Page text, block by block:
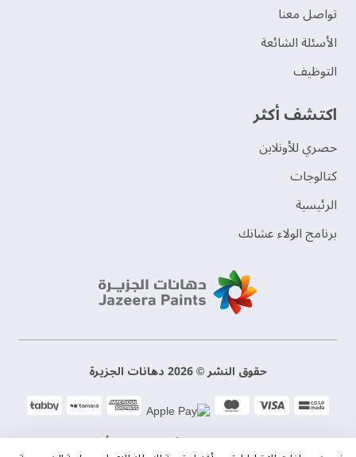
تواصل معنا
الأسئلة الشائعة
التوظيف
اكتشف أكثر
حصري للأونلاين
‫كتالوجات‬
الرئيسية
برنامج الولاء عشانك
حقوق النشر © 2026 دهانات الجزيرة
سياسة الخصوصية الشروط و الأحكام